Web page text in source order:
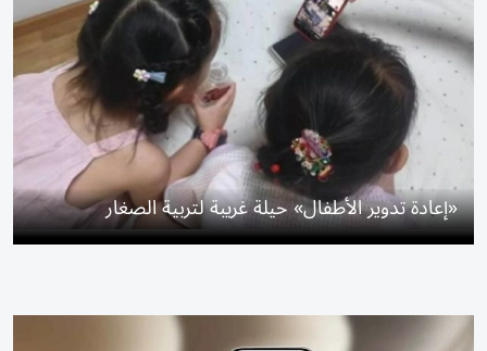
«إعادة تدوير الأطفال» حيلة غريبة لتربية الصغار